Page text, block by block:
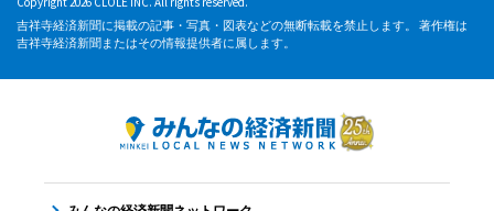
吉祥寺経済新聞に掲載の記事・写真・図表などの無断転載を禁止します。 著作権は
吉祥寺経済新聞またはその情報提供者に属します。